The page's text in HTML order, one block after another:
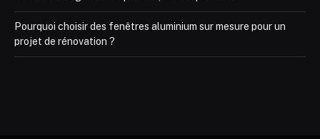
Pourquoi choisir des fenêtres aluminium sur mesure pour un
projet de rénovation ?